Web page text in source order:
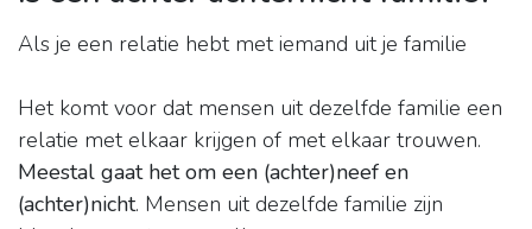
Als je een relatie hebt met iemand uit je familie
Het komt voor dat mensen uit dezelfde familie een
relatie met elkaar krijgen of met elkaar trouwen.
Meestal gaat het om een (achter)neef en
(achter)nicht. Mensen uit dezelfde familie zijn